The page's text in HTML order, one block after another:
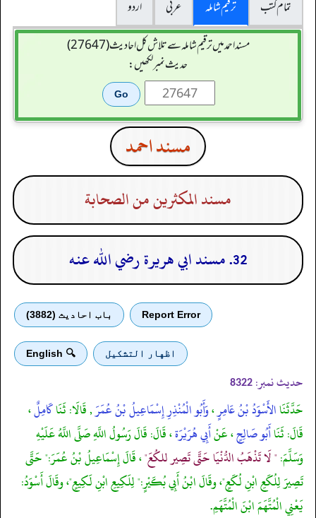
تمام کتب
ترقیم شاملہ عربی
اردو
مسند احمد میں ترقیم شاملہ سے تلاش کل احادیث (27647)
حدیث نمبر لکھیں:
مسند احمد
مسند المكثرين من الصحابة
32. مسند ابي هريرة رضي الله عنه
Report Error باب احادیث (3882)
اظهار التشكيل 🔍 English
حدیث نمبر: 8322
حَدَّثَنَاالأَسْوَدُ بْنُ عَامِرٍ،وَأَبُو الْمُنْذِرِ إِسْمَاعِيلُ بْنُ عُمَرَ, قَالَا: ثَنَاكَامِلٌ،
قَالَ: ثَنَاأَبُو صَالِحٍ، عَنْأَبِي هُرَيْرَة، قَالَ: قَالَ رَسُولُ اللَّهِ صَلَّى اللَّهُ عَلَيْهِ
وَسَلَّمَ:" لَا تَذْهَبُ الدُّنْيَا حَتَّى تَصِير للكُعَ"، قَالَ إِسْمَاعِيلُ بْنُ عُمَرَ:" حَتَّى
تَصِيرَ لِلُكَعِ ابْنِ لُكَعٍ"، وقَالَ ابْنُ أَبِي بُكَيْرٍ:" لِلَكِيعِ ابْنِ لَكِيعٍ"، وقَالَ أَسْوَدُ:
يَعْنِي الْمُتَّهَمَ ابْنَ الْمُتَّهَمِ.